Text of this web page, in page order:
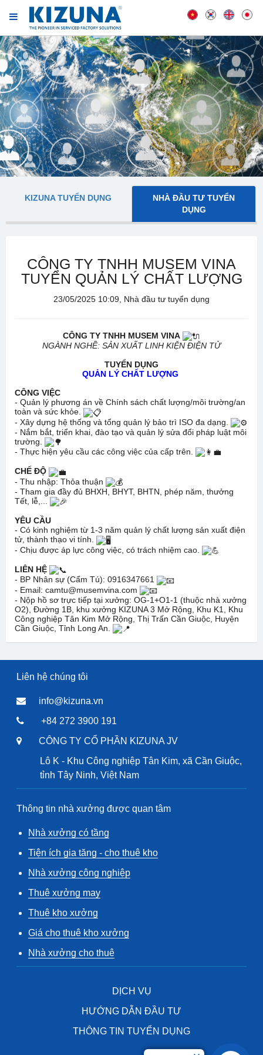
KIZUNA TUYỂN DỤNG
NHÀ ĐẦU TƯ TUYỂN
DỤNG
CÔNG TY TNHH MUSEM VINA
TUYỂN QUẢN LÝ CHẤT LƯỢNG
23/05/2025 10:09, Nhà đầu tư tuyển dụng
CÔNG TY TNHH MUSEM VINA
NGÀNH NGHỀ: SẢN XUẤT LINH KIỆN ĐIỆN TỬ
TUYỂN DỤNG
QUẢN LÝ CHẤT LƯỢNG
CÔNG VIỆC
- Quản lý phương án về Chính sách chất lượng/môi trường/an
toàn và sức khỏe.
- Xây dựng hệ thống và tổng quản lý bảo trì ISO đa dạng.
- Nắm bắt, triển khai, đào tạo và quản lý sửa đổi pháp luật môi
trường.
- Thực hiện yêu cầu các công việc của cấp trên.
CHẾ ĐỘ
- Thu nhập: Thỏa thuận
- Tham gia đầy đủ BHXH, BHYT, BHTN, phép năm, thưởng
Tết, lễ,...
YÊU CẦU
- Có kinh nghiệm từ 1-3 năm quản lý chất lượng sản xuất điện
tử, thành thạo vi tính.
- Chịu được áp lực công việc, có trách nhiệm cao.
LIÊN HỆ
- BP Nhân sự (Cẩm Tú): 0916347661
- Email: camtu@musemvina.com
- Nộp hồ sơ trực tiếp tại xưởng: OG-1+O1-1 (thuộc nhà xưởng
O2), Đường 1B, khu xưởng KIZUNA 3 Mở Rộng, Khu K1, Khu
Công nghiệp Tân Kim Mở Rộng, Thị Trấn Cần Giuộc, Huyện
Cần Giuộc, Tỉnh Long An.
Liên hệ chúng tôi
info@kizuna.vn
+84 272 3900 191
CÔNG TY CỔ PHẦN KIZUNA JV
Lô K - Khu Công nghiệp Tân Kim, xã Cần Giuộc,
tỉnh Tây Ninh, Việt Nam
Thông tin nhà xưởng được quan tâm
Nhà xưởng có tầng
Tiện ích gia tăng - cho thuê kho
Nhà xưởng công nghiệp
Thuê xưởng may
Thuê kho xưởng
Giá cho thuê kho xưởng
Nhà xưởng cho thuê
DỊCH VỤ
HƯỚNG DẪN ĐẦU TƯ
THÔNG TIN TUYỂN DỤNG